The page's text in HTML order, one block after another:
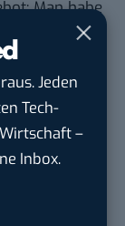
Jeden
Tech-
–
Inbox.
Man habe
dass
dadurch
mehr
jede
Minute